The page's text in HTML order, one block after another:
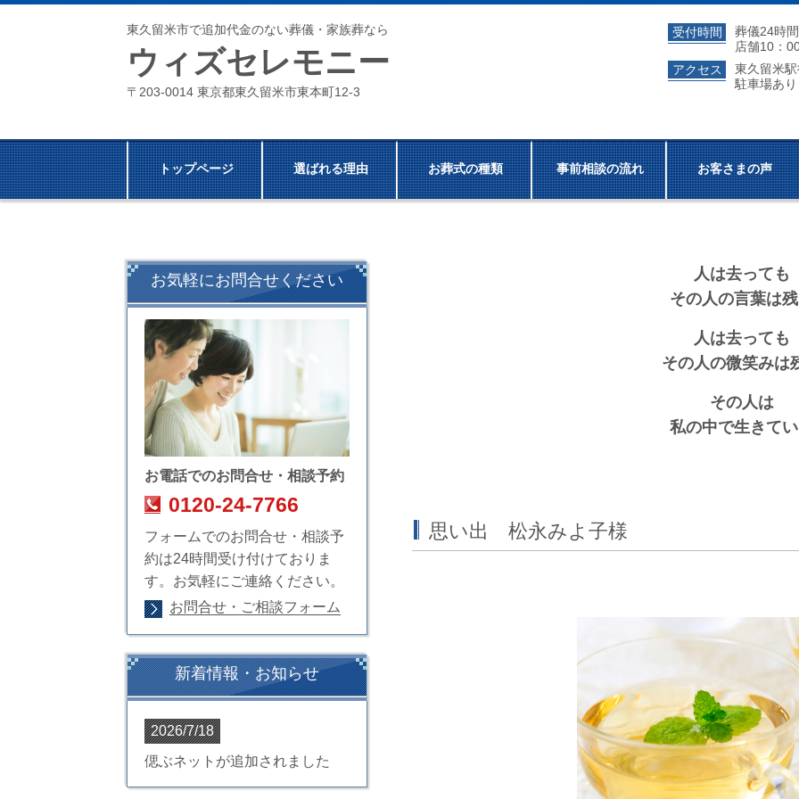
東久留米市で追加代金のない葬儀・家族葬なら
ウィズセレモニー
〒203-0014 東京都東久留米市東本町12-3
受付時間
葬儀24時
店舗10：
アクセス
東久留米
駐車場あり
トップページ 選ばれる理由 お葬式の種類 事前相談の流れ お客さまの声
人は去っても
その人の言葉は
人は去っても
その人の微笑みは
その人は
私の中で生きて
思い出 松永みよ子様
お気軽にお問合せください
お電話でのお問合せ・相談予約
0120-24-7766
フォームでのお問合せ・相談予
約は24時間受け付けておりま
す。お気軽にご連絡ください。
お問合せ・ご相談フォーム
新着情報・お知らせ
2026/7/18
偲ぶネットが追加されました